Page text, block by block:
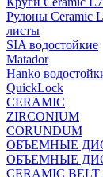
Рулоны Ceramic
листы
SIA водостойкие
Matador
Hanko
QuickLock
CERAMIC
ZIRCONIUM
СORUNDUM
ОБЪЕМНЫЕ
ОБЪЕМНЫЕ
CERAMIC